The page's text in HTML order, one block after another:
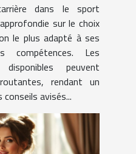
dans le sport
sur le choix
le plus adapté à ses
Les
peuvent
rendant un
avisés...